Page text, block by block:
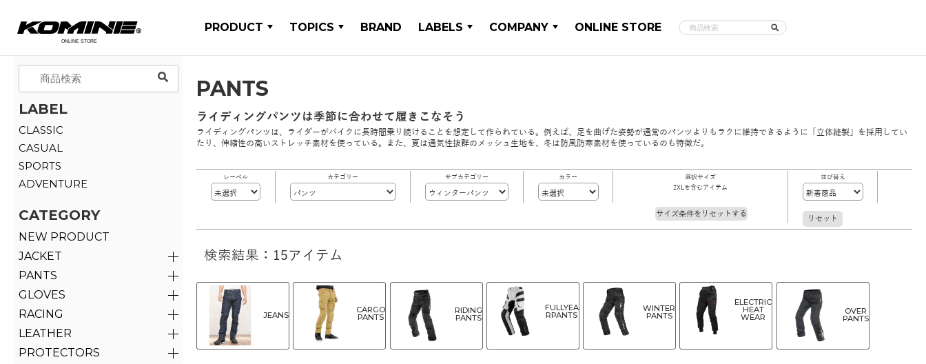
PRODUCT TOPICS BRAND LABELS COMPANY ONLINE STORE
LABEL
CLASSIC
CASUAL
SPORTS
ADVENTURE
CATEGORY
NEW PRODUCT
JACKET
PANTS
GLOVES
RACING
LEATHER
PROTECTORS
PANTS
ライディングパンツは季節に合わせて履きこなそう
ライディングパンツは、ライダーがバイクに長時間乗り続けることを想定して作られている。例えば、足を曲げた姿勢が通常のパンツよりもラクに維持できるように「立体縫製」を採用してい
たり、伸縮性の高いストレッチ素材を使っている。また、夏は通気性抜群のメッシュ生地を、冬は防風防寒素材を使っているのも特徴だ。
レーベル カテゴリー サブカテゴリー カラー
選択サイズ
2XLを含むアイテム
サイズ条件をリセットする
並び替え
リセット
検索結果：15アイテム
JEANS
CARGO
PANTS
RIDING
PANTS
FULLYEA
RPANTS
WINTER
PANTS
ELECTRIC
HEAT
WEAR
OVER
PANTS